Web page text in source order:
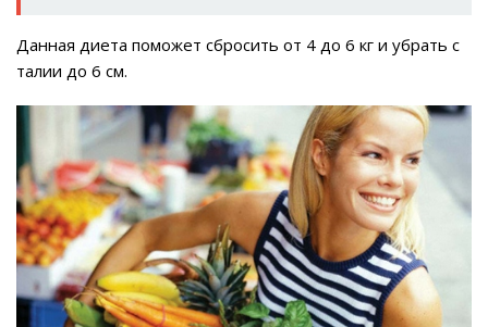
Данная диета поможет сбросить от 4 до 6 кг и убрать с
талии до 6 см.